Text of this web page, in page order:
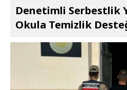
Denetimli Serbestlik
Okula Temizlik